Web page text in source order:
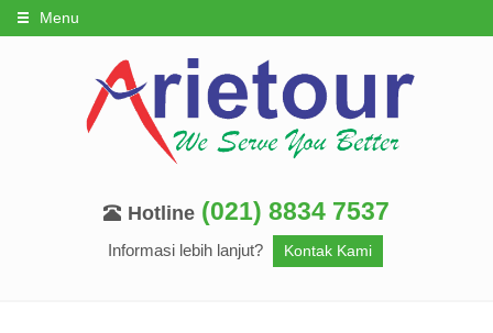
Menu
Hotline (021) 8834 7537
Informasi lebih lanjut? Kontak Kami